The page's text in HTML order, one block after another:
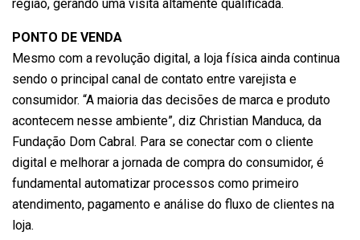
região, gerando uma visita altamente qualificada.
PONTO DE VENDA
Mesmo com a revolução digital, a loja física ainda continua
sendo o principal canal de contato entre varejista e
consumidor. “A maioria das decisões de marca e produto
acontecem nesse ambiente”, diz Christian Manduca, da
Fundação Dom Cabral. Para se conectar com o cliente
digital e melhorar a jornada de compra do consumidor, é
fundamental automatizar processos como primeiro
atendimento, pagamento e análise do fluxo de clientes na
loja.